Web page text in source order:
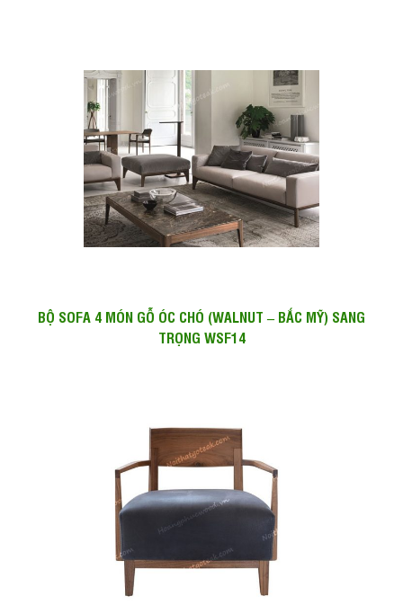
BỘ SOFA 4 MÓN GỖ ÓC CHÓ (WALNUT – BẮC MỸ) SANG
TRỌNG WSF14